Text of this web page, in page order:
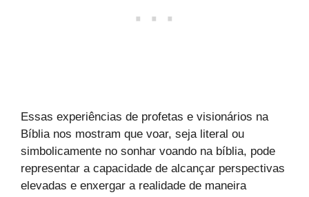
Essas experiências de profetas e visionários na
Bíblia nos mostram que voar, seja literal ou
simbolicamente no sonhar voando na bíblia, pode
representar a capacidade de alcançar perspectivas
elevadas e enxergar a realidade de maneira